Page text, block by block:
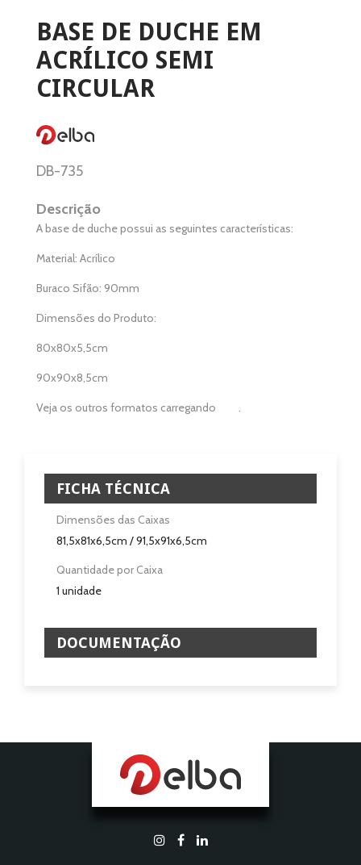
Aquecimento
Salamandra
Eletrodomésticos
Pisos e Revestimentos
Assistência Técnica
BASE DE DUCHE EM
ACRÍLICO SEMI
CIRCULAR
DB-735
Descrição
A base de duche possui as seguintes características:
Material: Acrílico
Buraco Sifão: 90mm
Dimensões do Produto:
80x80x5,5cm
90x90x8,5cm
Veja os outros formatos carregando .
FICHA TÉCNICA
Dimensões das Caixas
81,5x81x6,5cm / 91,5x91x6,5cm
Quantidade por Caixa
1 unidade
DOCUMENTAÇÃO